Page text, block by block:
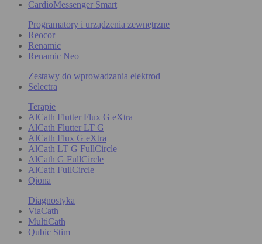
CardioMessenger Smart
Programatory i urządzenia zewnętrzne
Reocor
Renamic
Renamic Neo
Zestawy do wprowadzania elektrod
Selectra
Terapie
AlCath Flutter Flux G eXtra
AlCath Flutter LT G
AlCath Flux G eXtra
AlCath LT G FullCircle
AlCath G FullCircle
AlCath FullCircle
Qiona
Diagnostyka
ViaCath
MultiCath
Qubic Stim